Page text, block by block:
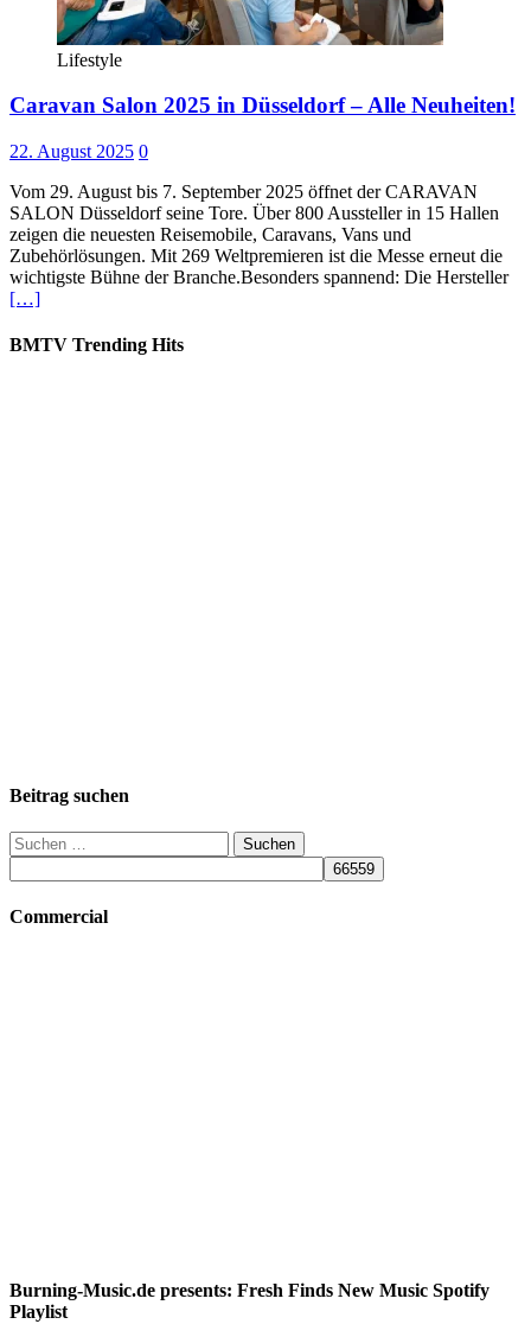
Lifestyle
Caravan Salon 2025 in Düsseldorf – Alle Neuheiten!
22. August 2025 0
Vom 29. August bis 7. September 2025 öffnet der CARAVAN
SALON Düsseldorf seine Tore. Über 800 Aussteller in 15 Hallen
zeigen die neuesten Reisemobile, Caravans, Vans und
Zubehörlösungen. Mit 269 Weltpremieren ist die Messe erneut die
wichtigste Bühne der Branche.Besonders spannend: Die Hersteller
[…]
BMTV Trending Hits
Beitrag suchen
Suchen
nach:
Commercial
Burning-Music.de presents: Fresh Finds New Music Spotify
Playlist